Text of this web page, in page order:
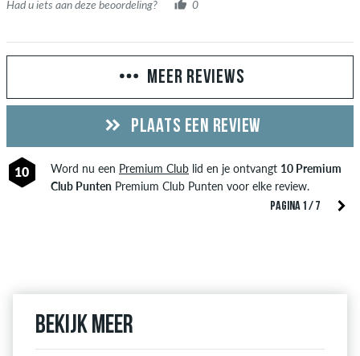
Had u iets aan deze beoordeling? 0
PAGINA 1 / 7
MEER REVIEWS
PLAATS EEN REVIEW
10 Word nu een Premium Clublid en je ontvangt 10 Premium
Club PuntenPremium Club Punten voor elke review.
Bekijk meer